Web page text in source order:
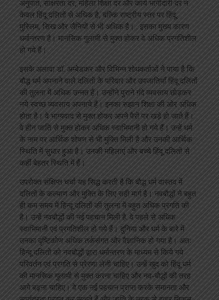
अनुपात, साक्षरता दर, महिला शिक्षा दर और कार्य भागीदारी दर न
केवल हिंदू दलितों से अधिक है, बल्कि राष्ट्रीय स्तर पर हिंदू,
मुस्लिम, सिख और जैनियों से भी अधिक है। . इसका मुख्य कारण
धर्मान्तरण है। मानसिक गुलामी से मुक्त होकर वे अधिक प्रगतिशील
हो गये हैं।
इसके अलावा डाॅ. अम्बेडकर और विभिन्न शोधकर्ताओं ने पाया है कि
बौद्ध धर्म अपनाने वाले दलितों के परिवार और उपजातियाँ हिंदू दलितों
की तुलना में अधिक उन्नत हैं। उन्होंने पुराने गंदे व्यवसाय छोड़कर
नये स्वच्छ व्यवसाय अपनाये हैं। इनका रुझान शिक्षा की ओर अधिक
होता है। वे भाग्यवाद से मुक्त होकर अपने पैरों पर खड़े हो जाते हैं।
वे हीन जाति से मुक्त होकर अधिक स्वाभिमानी हो गये हैं। उन्हें धर्म
के नाम पर आर्थिक शोषण से भी मुक्ति मिली है और उनकी आर्थिक
स्थिति में सुधार हुआ है। उनकी महिलाएं और बच्चे हिंदू दलितों से
कहीं बेहतर स्थिति में हैं।
उपरोक्त संक्षिप्त चर्चा यह सिद्ध करती है कि बौद्ध धर्म वास्तव में
दलितों के कल्याण और मुक्ति के लिए सही मार्ग है। नवबौद्धों ने बहुत
ही कम समय में हिन्दू दलितों की तुलना में बहुत अधिक प्रगति की
है। उन्हें नवबौद्धों की नई पहचान मिली है. वे पहले से अधिक
स्वाभिमानी एवं प्रगतिशील हो गये हैं। दुनिया और धर्म के बारे में
उनका दृष्टिकोण अधिक तर्कसंगत और वैज्ञानिक हो गया है। अतः
हिन्दू दलितों को नवबौद्धों द्वारा धर्मान्तरण के माध्यम से किये गये
परिवर्तन एवं प्रगति से प्रेरणा लेनी चाहिए। उन्हें खुद को हिंदू धर्म
की मानसिक गुलामी से मुक्त करना चाहिए और नव-बौद्धों की तरह
आगे बढ़ना चाहिए। वे एक नई पहचान प्राप्त करके समानता और